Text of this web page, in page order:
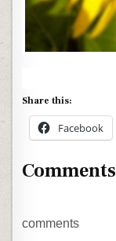
Share this:
Facebook
Comments
comments